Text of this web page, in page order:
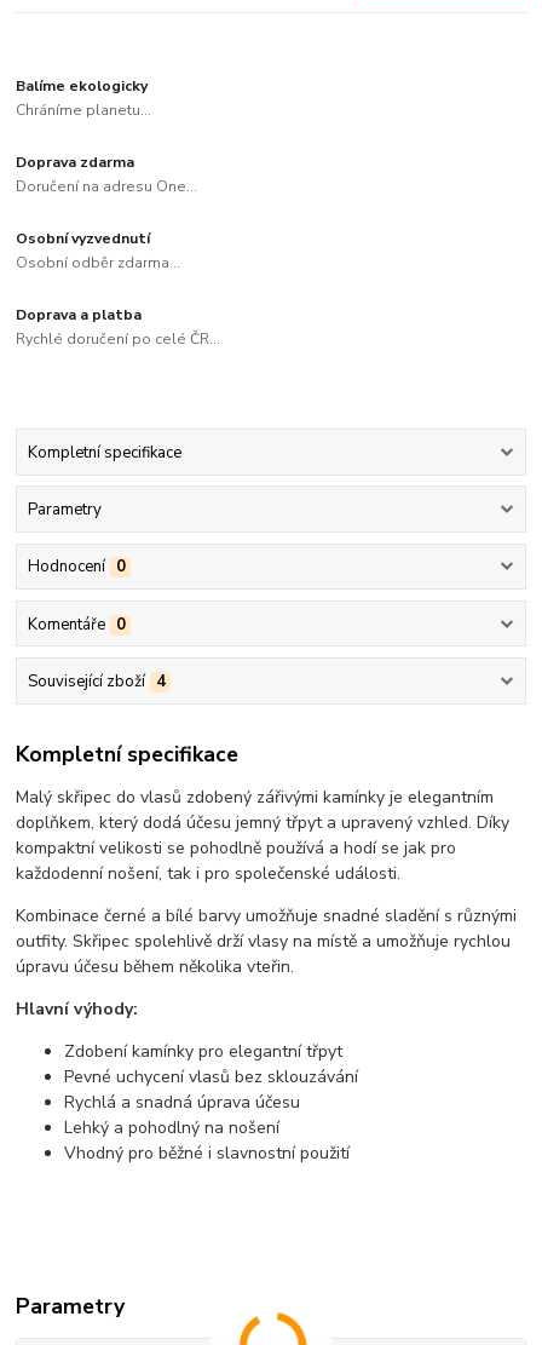
Balíme ekologicky
Chráníme planetu...
Doprava zdarma
Doručení na adresu One...
Osobní vyzvednutí
Osobní odběr zdarma...
Doprava a platba
Rychlé doručení po celé ČR...
Kompletní specifikace
Parametry
Hodnocení 0
Komentáře 0
Související zboží 4
Kompletní specifikace
Malý skřipec do vlasů zdobený zářivými kamínky je elegantním
doplňkem, který dodá účesu jemný třpyt a upravený vzhled. Díky
kompaktní velikosti se pohodlně používá a hodí se jak pro
každodenní nošení, tak i pro společenské události.
Kombinace černé a bílé barvy umožňuje snadné sladění s různými
outfity. Skřipec spolehlivě drží vlasy na místě a umožňuje rychlou
úpravu účesu během několika vteřin.
Hlavní výhody:
Zdobení kamínky pro elegantní třpyt
Pevné uchycení vlasů bez sklouzávání
Rychlá a snadná úprava účesu
Lehký a pohodlný na nošení
Vhodný pro běžné i slavnostní použití
Parametry